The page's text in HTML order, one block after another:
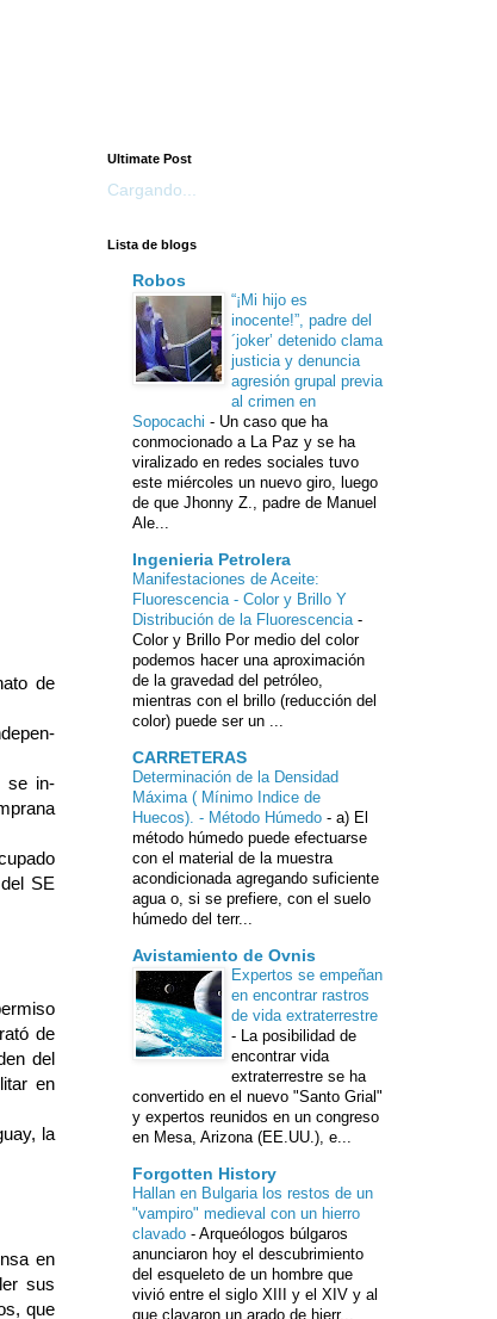
de
se in­
SE
de
del
en
la
en
sus
que
Ultimate Post
Cargando...
Lista de blogs
Robos
“¡Mi hijo es
inocente!”, padre del
´joker’ detenido clama
justicia y denuncia
agresión grupal previa
al crimen en
Sopocachi - Un caso que ha
conmocionado a La Paz y se ha
viralizado en redes sociales tuvo
este miércoles un nuevo giro, luego
de que Jhonny Z., padre de Manuel
Ale...
Ingenieria Petrolera
Manifestaciones de Aceite:
Fluorescencia - Color y Brillo Y
Distribución de la Fluorescencia -
Color y Brillo Por medio del color
podemos hacer una aproximación
de la gravedad del petróleo,
mientras con el brillo (reducción del
color) puede ser un ...
CARRETERAS
Determinación de la Densidad
Máxima ( Mínimo Indice de
Huecos). - Método Húmedo - a) El
método húmedo puede efectuarse
con el material de la muestra
acondicionada agregando suficiente
agua o, si se prefiere, con el suelo
húmedo del terr...
Avistamiento de Ovnis
Expertos se empeñan
en encontrar rastros
de vida extraterrestre
- La posibilidad de
encontrar vida
extraterrestre se ha
convertido en el nuevo "Santo Grial"
y expertos reunidos en un congreso
en Mesa, Arizona (EE.UU.), e...
Forgotten History
Hallan en Bulgaria los restos de un
"vampiro" medieval con un hierro
clavado - Arqueólogos búlgaros
anunciaron hoy el descubrimiento
del esqueleto de un hombre que
vivió entre el siglo XIII y el XIV y al
que clavaron un arado de hierr...